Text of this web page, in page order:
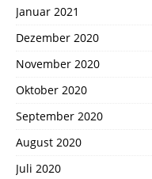
Januar 2021
Dezember 2020
November 2020
Oktober 2020
September 2020
August 2020
Juli 2020